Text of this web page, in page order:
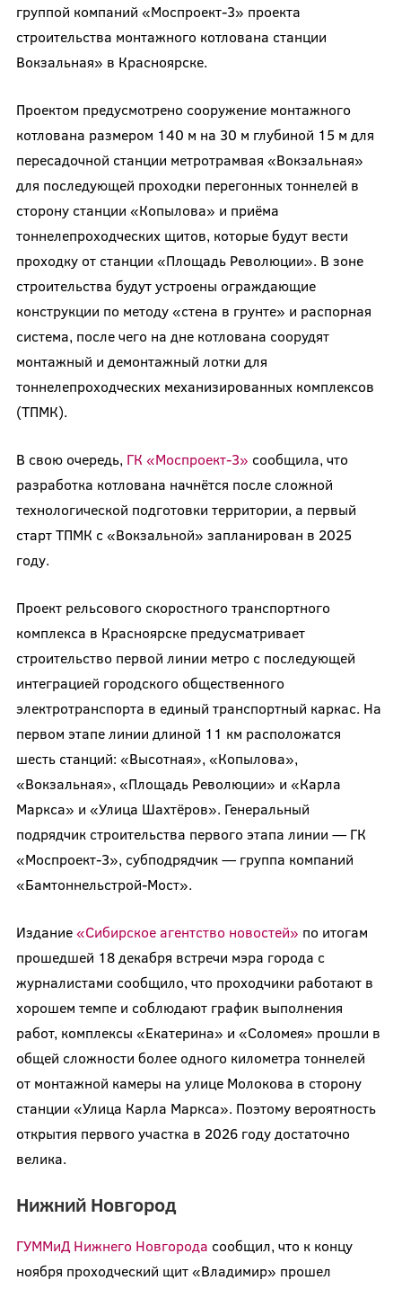
группой компаний «Моспроект-3» проекта
строительства монтажного котлована станции
Вокзальная» в Красноярске.
Проектом предусмотрено сооружение монтажного
котлована размером 140 м на 30 м глубиной 15 м для
пересадочной станции метротрамвая «Вокзальная»
для последующей проходки перегонных тоннелей в
сторону станции «Копылова» и приёма
тоннелепроходческих щитов, которые будут вести
проходку от станции «Площадь Революции». В зоне
строительства будут устроены ограждающие
конструкции по методу «стена в грунте» и распорная
система, после чего на дне котлована соорудят
монтажный и демонтажный лотки для
тоннелепроходческих механизированных комплексов
(ТПМК).
В свою очередь, ГК «Моспроект-3» сообщила, что
разработка котлована начнётся после сложной
технологической подготовки территории, а первый
старт ТПМК с «Вокзальной» запланирован в 2025
году.
Проект рельсового скоростного транспортного
комплекса в Красноярске предусматривает
строительство первой линии метро с последующей
интеграцией городского общественного
электротранспорта в единый транспортный каркас. На
первом этапе линии длиной 11 км расположатся
шесть станций: «Высотная», «Копылова»,
«Вокзальная», «Площадь Революции» и «Карла
Маркса» и «Улица Шахтёров». Генеральный
подрядчик строительства первого этапа линии — ГК
«Моспроект-3», субподрядчик — группа компаний
«Бамтоннельстрой-Мост».
Издание«Сибирское агентство новостей» по итогам
прошедшей 18 декабря встречи мэра города с
журналистами сообщило, что проходчики работают в
хорошем темпе и соблюдают график выполнения
работ, комплексы «Екатерина» и «Соломея» прошли в
общей сложности более одного километра тоннелей
от монтажной камеры на улице Молокова в сторону
станции «Улица Карла Маркса». Поэтому вероятность
открытия первого участка в 2026 году достаточно
велика.
Нижний Новгород
ГУММиД Нижнего Новгорода сообщил, что к концу
ноября проходческий щит «Владимир» прошел